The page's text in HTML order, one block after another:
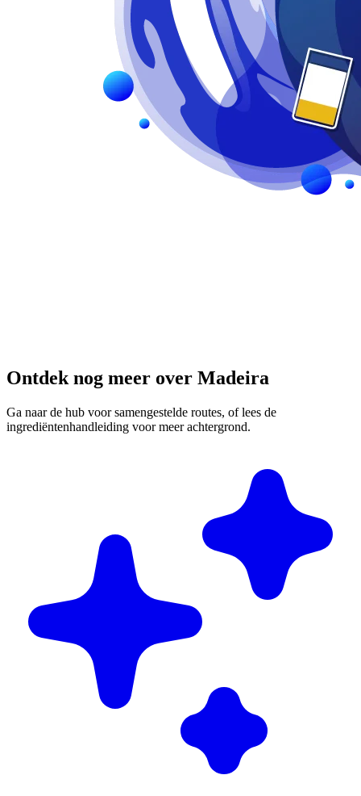
Ontdek nog meer over Madeira
Ga naar de hub voor samengestelde routes, of lees de
ingrediëntenhandleiding voor meer achtergrond.